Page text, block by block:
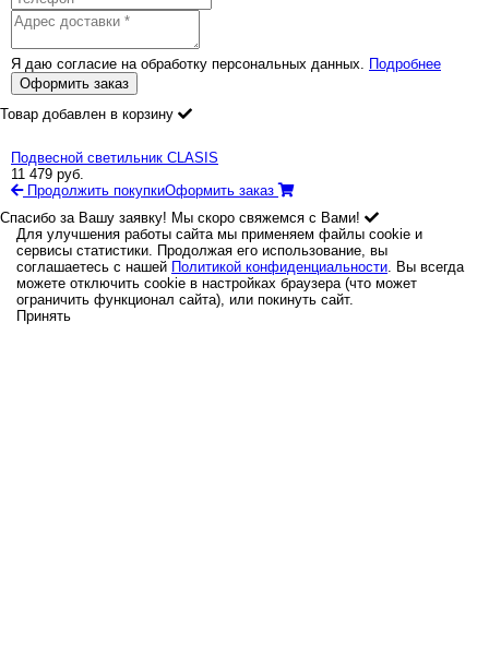
Я даю согласие на обработку персональных данных. Подробнее
Оформить заказ
Товар добавлен в корзину
Подвесной светильник CLASIS
11 479 руб.
Продолжить покупкиОформить заказ
Спасибо за Вашу заявку! Мы скоро свяжемся с Вами!
Для улучшения работы сайта мы применяем файлы cookie и
сервисы статистики. Продолжая его использование, вы
соглашаетесь с нашей Политикой конфиденциальности. Вы всегда
можете отключить cookie в настройках браузера (что может
ограничить функционал сайта), или покинуть сайт.
Принять